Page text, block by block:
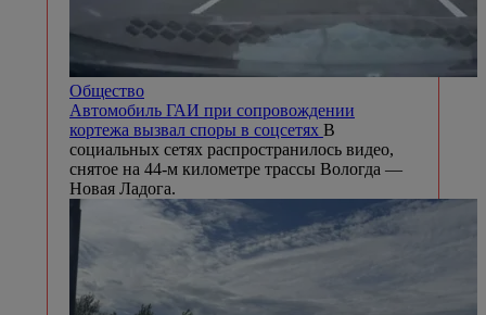
Общество
Автомобиль ГАИ при сопровождении
кортежа вызвал споры в соцсетях В
социальных сетях распространилось видео,
снятое на 44-м километре трассы Вологда —
Новая Ладога.